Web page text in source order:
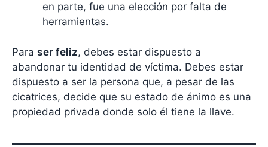
en parte, fue una elección por falta de
herramientas.
Para ser feliz, debes estar dispuesto a
abandonar tu identidad de víctima. Debes estar
dispuesto a ser la persona que, a pesar de las
cicatrices, decide que su estado de ánimo es una
propiedad privada donde solo él tiene la llave.